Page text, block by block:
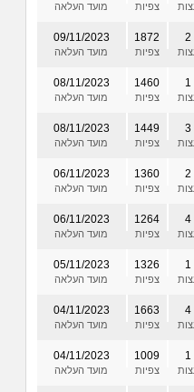
מועד העלאה צפיות
09/11/2023
מועד העלאה
1872
צפיות
2
08/11/2023
מועד העלאה
1460
צפיות
1
08/11/2023
מועד העלאה
1449
צפיות
3
06/11/2023
מועד העלאה
1360
צפיות
2
06/11/2023
מועד העלאה
1264
צפיות
4
05/11/2023
מועד העלאה
1326
צפיות
1
04/11/2023
מועד העלאה
1663
צפיות
4
04/11/2023
מועד העלאה
1009
צפיות
1